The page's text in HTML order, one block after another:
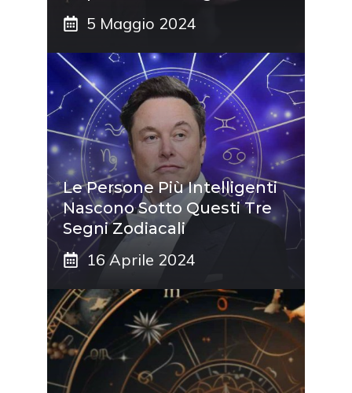
5 Maggio 2024
Le Persone Più Intelligenti
Nascono Sotto Questi Tre
Segni Zodiacali
16 Aprile 2024